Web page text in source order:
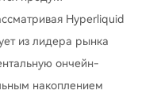
Hyperliquid
из лидера рынка
ончейн-
накоплением